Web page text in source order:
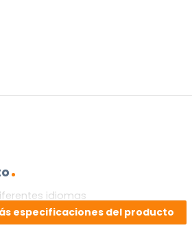
idiomas
especificaciones del producto